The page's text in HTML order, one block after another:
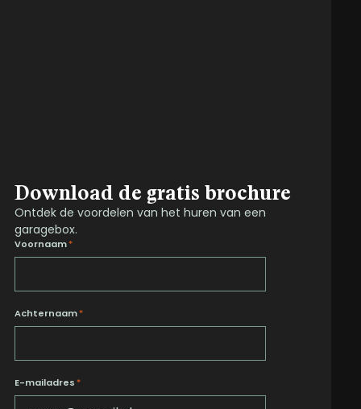
Download de gratis brochure
Ontdek de voordelen van het huren van een
garagebox.
Voornaam*
Achternaam*
E-mailadres *